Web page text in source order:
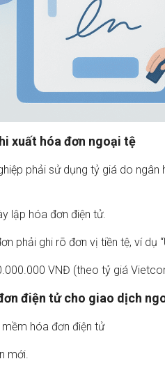
xuất hóa đơn ngoại tệ
phải sử dụng tỷ giá do
lập hóa đơn điện tử.
phải ghi rõ đơn vị tiền tệ, ví dụ
VNĐ (theo tỷ giá
điện tử cho giao dịch
hóa đơn điện tử
mới.